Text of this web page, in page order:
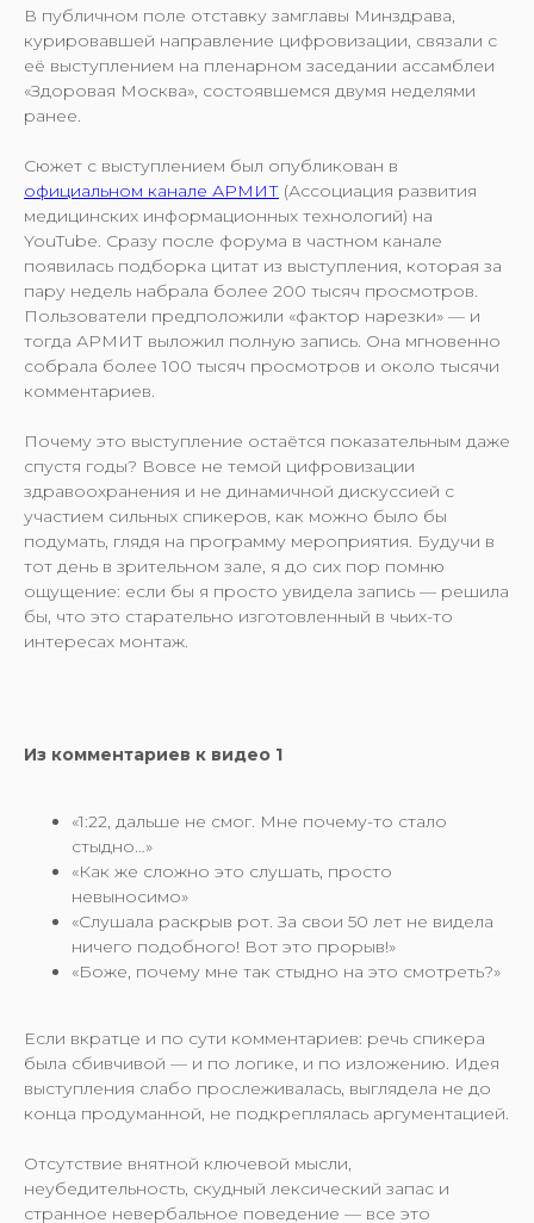
В публичном поле отставку замглавы Минздрава,
курировавшей направление цифровизации, связали с
её выступлением на пленарном заседании ассамблеи
«Здоровая Москва», состоявшемся двумя неделями
ранее.
Сюжет с выступлением был опубликован в
официальном канале АРМИТ (Ассоциация развития
медицинских информационных технологий) на
YouTube. Сразу после форума в частном канале
появилась подборка цитат из выступления, которая за
пару недель набрала более 200 тысяч просмотров.
Пользователи предположили «фактор нарезки» — и
тогда АРМИТ выложил полную запись. Она мгновенно
собрала более 100 тысяч просмотров и около тысячи
комментариев.
Почему это выступление остаётся показательным даже
спустя годы? Вовсе не темой цифровизации
здравоохранения и не динамичной дискуссией с
участием сильных спикеров, как можно было бы
подумать, глядя на программу мероприятия. Будучи в
тот день в зрительном зале, я до сих пор помню
ощущение: если бы я просто увидела запись — решила
бы, что это старательно изготовленный в чьих-то
интересах монтаж.
Из комментариев к видео 1
«1:22, дальше не смог. Мне почему-то стало
стыдно…»
«Как же сложно это слушать, просто
невыносимо»
«Слушала раскрыв рот. За свои 50 лет не видела
ничего подобного! Вот это прорыв!»
«Боже, почему мне так стыдно на это смотреть?»
Если вкратце и по сути комментариев: речь спикера
была сбивчивой — и по логике, и по изложению. Идея
выступления слабо прослеживалась, выглядела не до
конца продуманной, не подкреплялась аргументацией.
Отсутствие внятной ключевой мысли,
неубедительность, скудный лексический запас и
странное невербальное поведение — все это